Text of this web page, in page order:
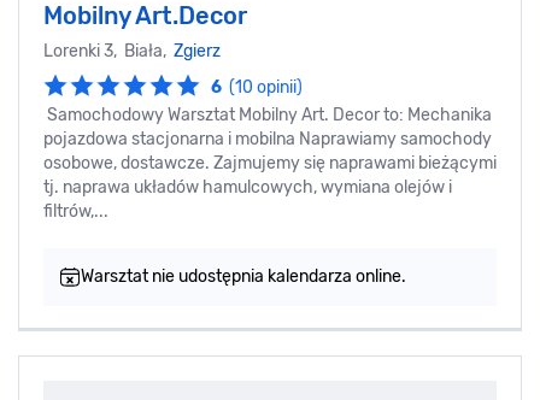
Mobilny Art.Decor
Lorenki 3, Biała, Zgierz
6 (10 opinii)
Samochodowy Warsztat Mobilny Art. Decor to: Mechanika
pojazdowa stacjonarna i mobilna Naprawiamy samochody
osobowe, dostawcze. Zajmujemy się naprawami bieżącymi
tj. naprawa układów hamulcowych, wymiana olejów i
filtrów,...
Warsztat nie udostępnia kalendarza online.